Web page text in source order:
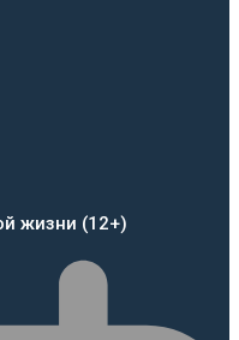
жизни (12+)